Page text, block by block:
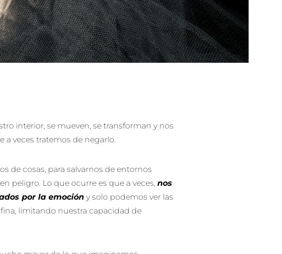
interior, se mueven, se transforman y nos
veces tratemos de negarlo.
de cosas, para salvarnos de entornos
peligro. Lo que ocurre es que a veces, nos
por la emocióny solo podemos ver las
limitando nuestra capacidad de